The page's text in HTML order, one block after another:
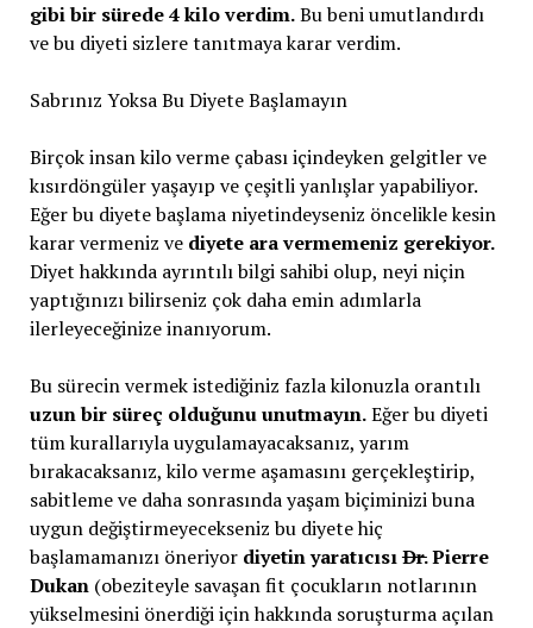
gibi bir sürede 4 kilo verdim.Bu beni umutlandırdı
ve bu diyeti sizlere tanıtmaya karar verdim.
Sabrınız Yoksa Bu Diyete Başlamayın
Birçok insan kilo verme çabası içindeyken gelgitler ve
kısırdöngüler yaşayıp ve çeşitli yanlışlar yapabiliyor.
Eğer bu diyete başlama niyetindeyseniz öncelikle kesin
karar vermeniz ve diyete ara vermemeniz gerekiyor.
Diyet hakkında ayrıntılı bilgi sahibi olup, neyi niçin
yaptığınızı bilirseniz çok daha emin adımlarla
ilerleyeceğinize inanıyorum.
Bu sürecin vermek istediğiniz fazla kilonuzla orantılı
uzun bir süreç olduğunu unutmayın.Eğer bu diyeti
tüm kurallarıyla uygulamayacaksanız, yarım
bırakacaksanız, kilo verme aşamasını gerçekleştirip,
sabitleme ve daha sonrasında yaşam biçiminizi buna
uygun değiştirmeyecekseniz bu diyete hiç
başlamamanızı öneriyor diyetin yaratıcısıDr.Pierre
Dukan(obeziteyle savaşan fit çocukların notlarının
yükselmesini önerdiği için hakkında soruşturma açılan